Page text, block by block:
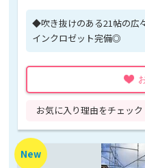
◆吹き抜けのある21帖の
インクロゼット完備◎
お気に入り理由をチェック
New